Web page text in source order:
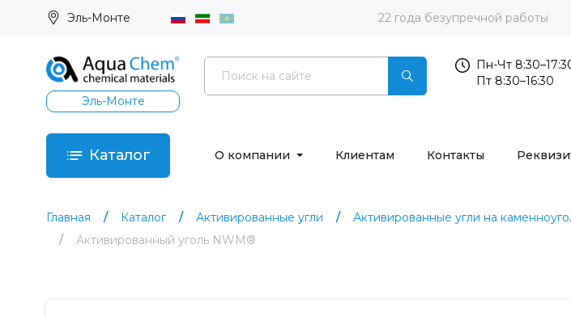
Эль-Монте 22 года безупречной работы
Эль-Монте
Пн-Чт
Пт 8:30–16:30
Каталог О компании Клиентам Контакты
Главная Каталог Активированные угли Активированные угли на
Активированный уголь NWM®